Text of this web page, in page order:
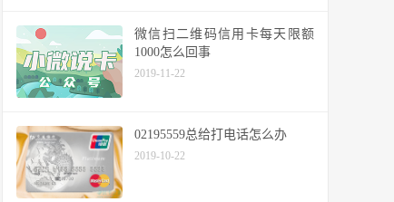
微信扫二维码信用卡每天限额
1000怎么回事
2019-11-22
02195559总给打电话怎么办
2019-10-22